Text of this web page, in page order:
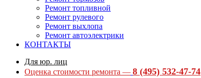
Ремонт топливной
Ремонт рулевого
Ремонт выхлопа
Ремонт автоэлектрики
КОНТАКТЫ
Для юр. лиц
Оценка стоимости ремонта — 8 (495) 532-47-74